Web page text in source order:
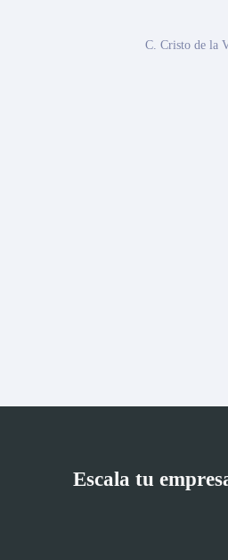
C. Cristo de la
Escala tu